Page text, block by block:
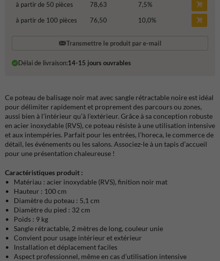
à partir de 50 pièces
78,63 7,5%
à partir de 100 pièces
76,50 10,0%
Transmettre le produit par e-mail
Délai de livraison:14-15 jours ouvrables
Ce poteau de balisage noir mat avec sangle rétractable noire est idéal
pour délimiter rapidement et proprement des parcours ou zones,
aussi bien à l’intérieur qu’à l’extérieur. Grâce à sa conception robuste
en acier inoxydable (RVS), ce poteau résiste à une utilisation intensive
et aux intempéries. Parfait pour les entrées, l’horeca, le commerce de
détail, les événements ou les salons. Associez-le à un tapis d’accueil
pour une présentation chaleureuse !
Caractéristiques produit :
Matériau : acier inoxydable (RVS), finition noir mat
Hauteur : 100 cm
Diamètre du poteau : 5,1 cm
Diamètre du pied : 32 cm
Poids : 9 kg
Sangle rétractable, 2 mètres de long, couleur unie
Convient pour usage intérieur et extérieur
Installation et déplacement faciles
Aspect professionnel, même en cas d’utilisation intensive